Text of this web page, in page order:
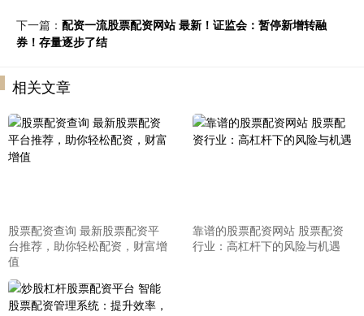
下一篇： 配资一流股票配资网站 最新！证监会：暂停新增转融
券！存量逐步了结
相关文章
股票配资查询 最新股票配资平
台推荐，助你轻松配资，财富增
值
靠谱的股票配资网站 股票配资
行业：高杠杆下的风险与机遇